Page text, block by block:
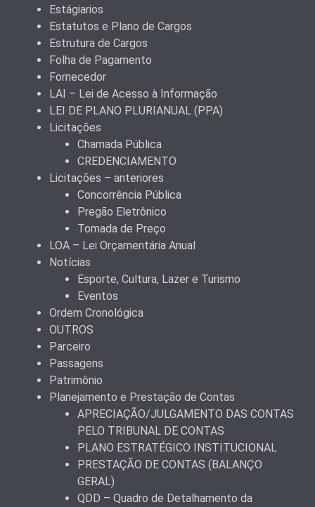
Estágiarios
Estatutos e Plano de Cargos
Estrutura de Cargos
Folha de Pagamento
Fornecedor
LAI – Lei de Acesso à Informação
LEI DE PLANO PLURIANUAL (PPA)
Licitações
Chamada Pública
CREDENCIAMENTO
Licitações – anteriores
Concorrência Pública
Pregão Eletrônico
Tomada de Preço
LOA – Lei Orçamentária Anual
Notícias
Esporte, Cultura, Lazer e Turismo
Eventos
Ordem Cronológica
OUTROS
Parceiro
Passagens
Patrimônio
Planejamento e Prestação de Contas
APRECIAÇÃO/JULGAMENTO DAS CONTAS
PELO TRIBUNAL DE CONTAS
PLANO ESTRATÉGICO INSTITUCIONAL
PRESTAÇÃO DE CONTAS (BALANÇO
GERAL)
QDD – Quadro de Detalhamento da